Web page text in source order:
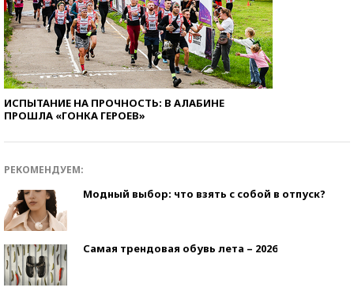
ИСПЫТАНИЕ НА ПРОЧНОСТЬ: В АЛАБИНЕ
ПРОШЛА «ГОНКА ГЕРОЕВ»
РЕКОМЕНДУЕМ:
Модный выбор: что взять с собой в отпуск?
Самая трендовая обувь лета – 2026